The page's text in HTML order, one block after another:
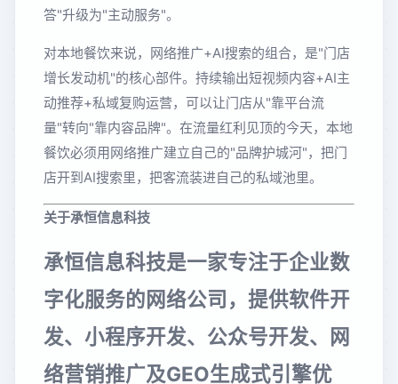
答"升级为"主动服务"。
对本地餐饮来说，网络推广+AI搜索的组合，是"门店
增长发动机"的核心部件。持续输出短视频内容+AI主
动推荐+私域复购运营，可以让门店从"靠平台流
量"转向"靠内容品牌"。在流量红利见顶的今天，本地
餐饮必须用网络推广建立自己的"品牌护城河"，把门
店开到AI搜索里，把客流装进自己的私域池里。
关于承恒信息科技
承恒信息科技是一家专注于企业数
字化服务的网络公司，提供软件开
发、小程序开发、公众号开发、网
络营销推广及GEO生成式引擎优